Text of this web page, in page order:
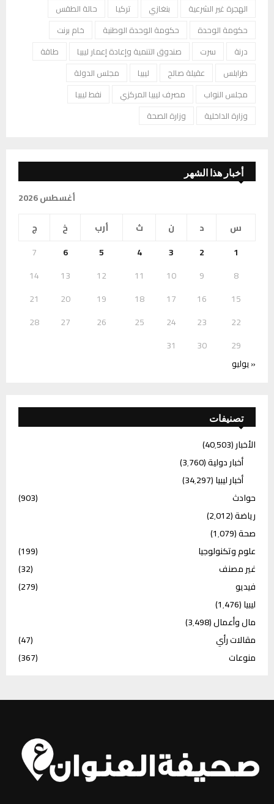
الهجرة غير الشرعية
بنغازي تركيا
حالة الطقس
حكومة الوحدة
حكومة الوحدة الوطنية
خام برنت
درنة
سرت صندوق التنمية وإعادة إعمار ليبيا
طاقة
طرابلس
عقيلة صالح ليبيا
مجلس الدولة
مجلس النواب
مصرف ليبيا المركزي
نفط ليبيا
وزارة الداخلية
وزارة الصحة
أخبار هذا الشهر
أغسطس 2026
س
د ن ث أرب خ
ج
1
2
3
4
5
6
7
8
9
10
11
12
13
14
15
16
17
18
19
20
21
22
23
24
25
26
27
28
29
30
31
« يوليو
تصنيفات
الأخبار(40٬503)
أخبار دولية(3٬760)
أخبار ليبيا(34٬297)
حوادث
(903)
رياضة(2٬012)
صحة(1٬079)
علوم وتكنولوجيا
(199)
غير مصنف
(32)
فيديو
(279)
ليبيا(1٬476)
مال وأعمال(3٬498)
مقالات رأي
(47)
منوعات
(367)